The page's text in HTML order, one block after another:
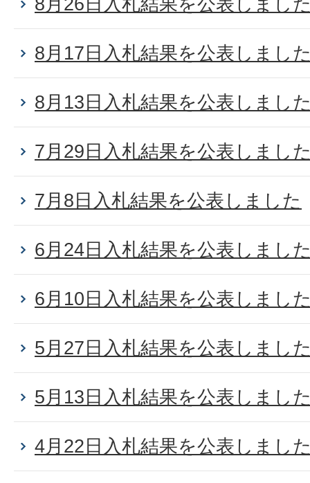
8月17日入札結果を公表しまし
8月13日入札結果を公表しまし
7月29日入札結果を公表しまし
7月8日入札結果を公表しました
6月24日入札結果を公表しまし
6月10日入札結果を公表しまし
5月27日入札結果を公表しまし
5月13日入札結果を公表しまし
4月22日入札結果を公表しまし